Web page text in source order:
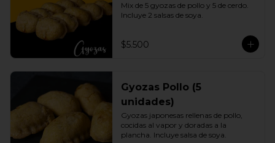
Mix de 5 gyozas de pollo y 5 de cerdo.
Incluye 2 salsas de soya.
$5.500
Gyozas Pollo (5
unidades)
Gyozas japonesas rellenas de pollo,
cocidas al vapor y doradas a la
plancha. Incluye salsa de soya.